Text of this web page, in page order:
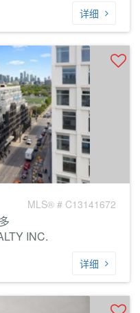
详细
MLS® # C13141672
INC.
详细